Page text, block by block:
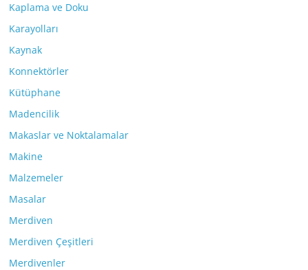
Kaplama ve Doku
Karayolları
Kaynak
Konnektörler
Kütüphane
Madencilik
Makaslar ve Noktalamalar
Makine
Malzemeler
Masalar
Merdiven
Merdiven Çeşitleri
Merdivenler